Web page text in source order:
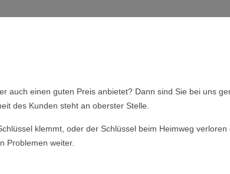
auch einen guten Preis anbietet? Dann sind Sie bei uns
des Kunden steht an oberster Stelle.
klemmt, oder der Schlüssel beim Heimweg
Problemen weiter.